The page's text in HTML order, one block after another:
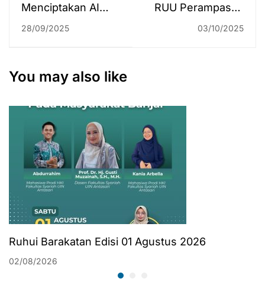
Menciptakan AI
yang Beretika:
Pedoman Resmi
28/09/2025
RUU Perampasan
Aset Disorot
03/10/2025
You may also like
Ruhui Barakatan Edisi 01 Agustus 2026
02/08/2026